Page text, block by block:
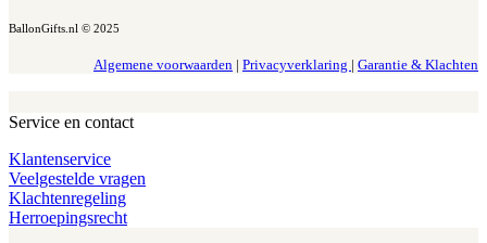
BallonGifts.nl © 2025
Algemene voorwaarden | Privacyverklaring | Garantie & Klachten
Service en contact
Klantenservice
Veelgestelde vragen
Klachtenregeling
Herroepingsrecht